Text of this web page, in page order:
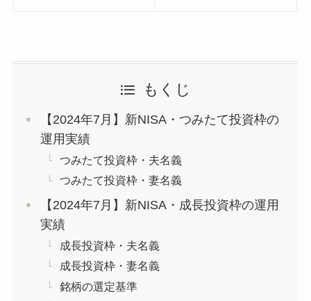
もくじ
【2024年7月】新NISA・つみたて投資枠の
運用実績
つみたて投資枠・夫名義
つみたて投資枠・妻名義
【2024年7月】新NISA・成長投資枠の運用
実績
成長投資枠・夫名義
成長投資枠・妻名義
銘柄の選定基準